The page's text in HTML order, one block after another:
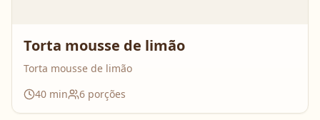
Torta mousse de limão
Torta mousse de limão
40 min 6 porções